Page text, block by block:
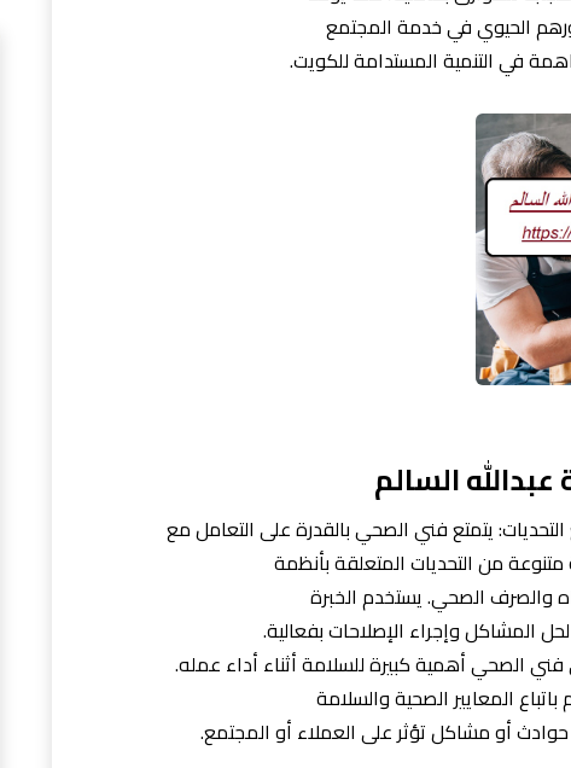
الحيوي في خدمة المجتمع
في التنمية المستدامة للكويت.
السالم
يتمتع فني الصحي بالقدرة على التعامل مع
من التحديات المتعلقة بأنظمة
والصرف الصحي. يستخدم الخبرة
المشاكل وإجراء الإصلاحات بفعالية.
فني الصحي أهمية كبيرة للسلامة أثناء أداء عمله.
باتباع المعايير الصحية والسلامة
أو مشاكل تؤثر على العملاء أو المجتمع.